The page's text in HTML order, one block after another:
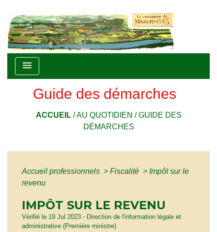
menu
Guide des démarches
ACCUEIL/AU QUOTIDIEN /GUIDE DES
DÉMARCHES
Accueil professionnels > Fiscalité > Impôt sur le
revenu
IMPÔT SUR LE REVENU
Vérifié le 19 Jul 2023 - Direction de l'information légale et
administrative (Première ministre)